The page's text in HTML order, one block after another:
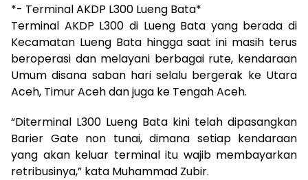
*- Terminal AKDP L300 Lueng Bata*
Terminal AKDP L300 di Lueng Bata yang berada di
Kecamatan Lueng Bata hingga saat ini masih terus
beroperasi dan melayani berbagai rute, kendaraan
Umum disana saban hari selalu bergerak ke Utara
Aceh, Timur Aceh dan juga ke Tengah Aceh.
“Diterminal L300 Lueng Bata kini telah dipasangkan
Barier Gate non tunai, dimana setiap kendaraan
yang akan keluar terminal itu wajib membayarkan
retribusinya,” kata Muhammad Zubir.